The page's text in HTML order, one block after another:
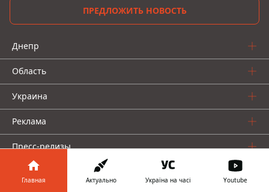
ПРЕДЛОЖИТЬ НОВОСТЬ
Днепр
Область
Украина
Реклама
Пресс-релизы
О нас
Главная Актуально Україна на часі Youtube